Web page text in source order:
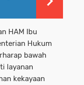
HAM Ibu
Hukum
bawah
layanan
kekayaan